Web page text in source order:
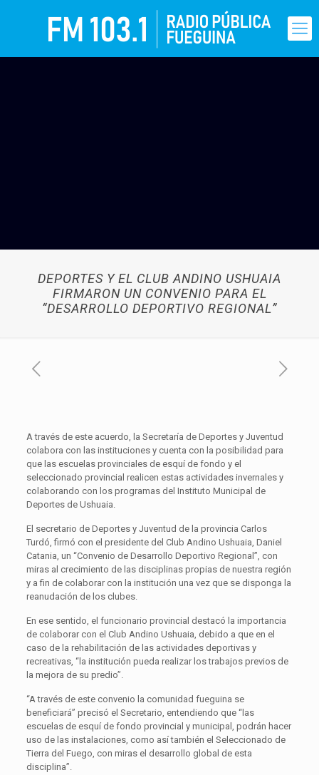
DEPORTES Y EL CLUB ANDINO USHUAIA
FIRMARON UN CONVENIO PARA EL
“DESARROLLO DEPORTIVO REGIONAL”
A través de este acuerdo, la Secretaría de Deportes y Juventud
colabora con las instituciones y cuenta con la posibilidad para
que las escuelas provinciales de esquí de fondo y el
seleccionado provincial realicen estas actividades invernales y
colaborando con los programas del Instituto Municipal de
Deportes de Ushuaia.
El secretario de Deportes y Juventud de la provincia Carlos
Turdó, firmó con el presidente del Club Andino Ushuaia, Daniel
Catania, un “Convenio de Desarrollo Deportivo Regional”, con
miras al crecimiento de las disciplinas propias de nuestra región
y a fin de colaborar con la institución una vez que se disponga la
reanudación de los clubes.
En ese sentido, el funcionario provincial destacó la importancia
de colaborar con el Club Andino Ushuaia, debido a que en el
caso de la rehabilitación de las actividades deportivas y
recreativas, “la institución pueda realizar los trabajos previos de
la mejora de su predio”.
“A través de este convenio la comunidad fueguina se
beneficiará” precisó el Secretario, entendiendo que “las
escuelas de esquí de fondo provincial y municipal, podrán hacer
uso de las instalaciones, como así también el Seleccionado de
Tierra del Fuego, con miras el desarrollo global de esta
disciplina”.